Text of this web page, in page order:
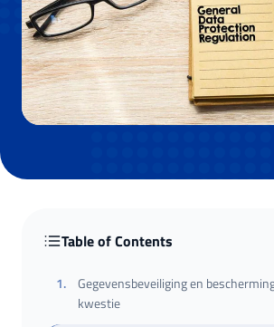
Table of Contents
1.
Gegevensbeveiliging en
kwestie